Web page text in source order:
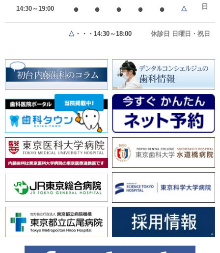
日
14:30～19:00 ● ● ● ● ● △
△ ・・・14:30～18:00 休診日 日曜日・祝日